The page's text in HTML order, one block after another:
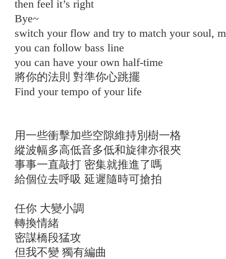
then feel it’s right
Bye~
switch your flow and try to match your soul,
you can follow bass line
you can have your own half-time
將你的法則 對準你心跳擺
Find your tempo of your life
用一些衝擊加些空隙維持別樹一格
縱波幅多高低音多低和旋律亦很夾
事事一直敲打 密集就推進了嗎
給個位去呼吸 延遲隨時可搶拍
任你 大變小調
轉換情緒
密謀橋段猛攻
但我不變 獨有編曲